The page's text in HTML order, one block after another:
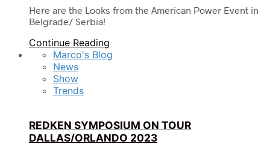
Here are the Looks from the American Power Event in
Belgrade/ Serbia!
Continue Reading
Marco's Blog
News
Show
Trends
REDKEN SYMPOSIUM ON TOUR
DALLAS/ORLANDO 2023